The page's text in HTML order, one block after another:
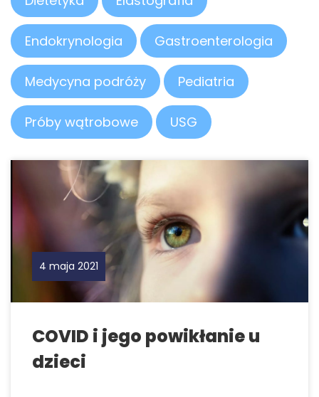
Endokrynologia Gastroenterologia
Medycyna podróży Pediatria
Próby wątrobowe USG
4 maja 2021
COVID i jego powikłanie u
dzieci